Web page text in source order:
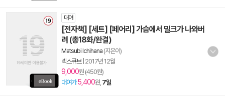
대여
[전자책] [세트] [페어리] 가슴에서 밀크가 나와버
려 (총18화/완결)
Matsubi Ichihana (지은이)
넥스큐브| 2017년 12월
9,000원 (450원)
대여가 5,400원, 7일